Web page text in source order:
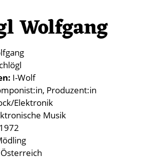
Wolfgang
I-Wolf
Produzent:in
Elektronik
Musik
1972
Österreich